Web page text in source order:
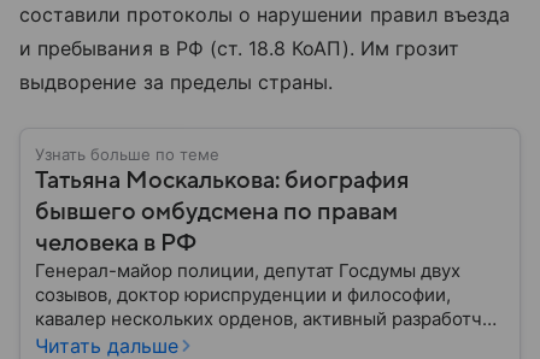
составили протоколы о нарушении правил въезда
и пребывания в РФ (ст. 18.8 КоАП). Им грозит
выдворение за пределы страны.
Узнать больше по теме
Татьяна Москалькова: биография
бывшего омбудсмена по правам
человека в РФ
Генерал-майор полиции, депутат Госдумы двух
созывов, доктор юриспруденции и философии,
кавалер нескольких орденов, активный разработчик
законов, направленных на защиту прав человека и
Читать дальше